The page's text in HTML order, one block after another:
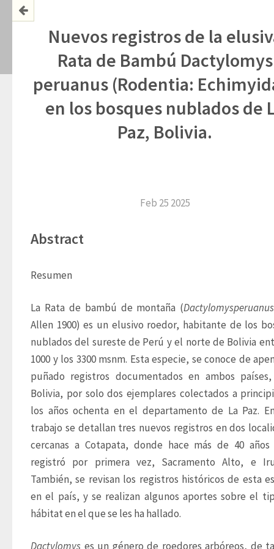
Nuevos registros de la
Rata de Bambú Dactylomys
peruanus (Rodentia:
en los bosques nublados de
Paz, Bolivia.
Feb 25 2025
Abstract
Resumen
La Rata de bambú de montaña (Dactylomysperuanus
Allen 1900) es un elusivo roedor, habitante de los
nublados del sureste de Perú y el norte de Bolivia
1000 y los 3300 msnm. Esta especie, se conoce de
puñado registros documentados en ambos
Bolivia, por solo dos ejemplares colectados a
los años ochenta en el departamento de La Paz.
trabajo se detallan tres nuevos registros en dos
cercanas a Cotapata, donde hace más de 40
registró por primera vez, Sacramento Alto, e
También, se revisan los registros históricos de esta
en el país, y se realizan algunos aportes sobre el
hábitat en el que se les ha hallado.
Dactylomys es un género de roedores arbóreos, de